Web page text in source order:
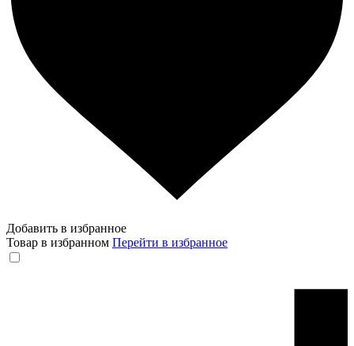
Добавить в избранное
Товар в избранном Перейти в избранное